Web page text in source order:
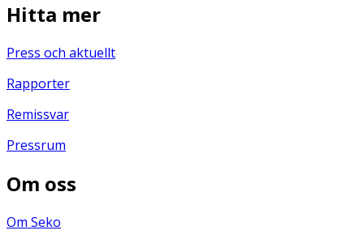
Hitta mer
Press och aktuellt
Rapporter
Remissvar
Pressrum
Om oss
Om Seko